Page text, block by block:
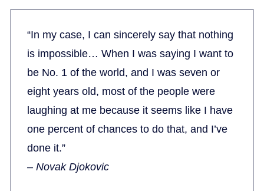
“In my case, I can sincerely say that nothing
is impossible… When I was saying I want to
be No. 1 of the world, and I was seven or
eight years old, most of the people were
laughing at me because it seems like I have
one percent of chances to do that, and I’ve
done it.”
– Novak Djokovic